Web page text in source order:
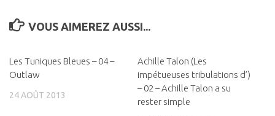
VOUS AIMEREZ AUSSI...
Les Tuniques Bleues – 04 –
Outlaw
24 AOÛT 2013
Achille Talon (Les
impétueuses tribulations d’)
– 02 – Achille Talon a su
rester simple